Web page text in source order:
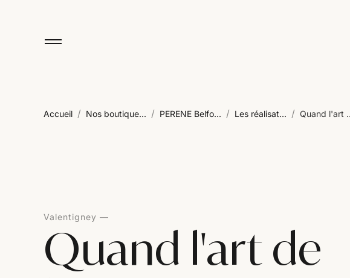
Accueil / Nos boutique... / PERENE Belfo... / Les réalisat... / Quand l'art
Valentigney
Quand l'art de